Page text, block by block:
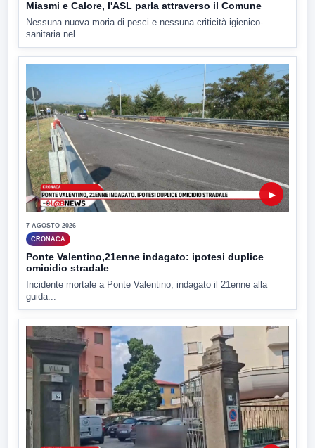
Miasmi e Calore, l'ASL parla attraverso il Comune
Nessuna nuova moria di pesci e nessuna criticità igienico-
sanitaria nel...
▶
7 AGOSTO 2026
CRONACA
Ponte Valentino,21enne indagato: ipotesi duplice
omicidio stradale
Incidente mortale a Ponte Valentino, indagato il 21enne alla
guida...